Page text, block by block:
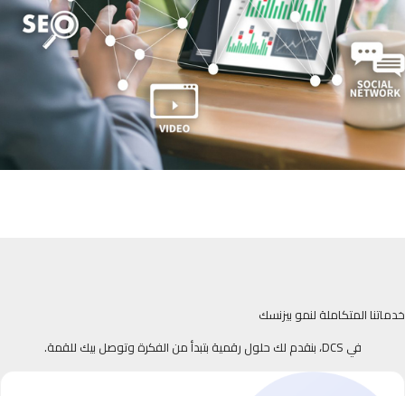
خدماتنا المتكاملة لنمو بيزنسك
في DCS، بنقدم لك حلول رقمية بتبدأ من الفكرة وتوصل بيك للقمة.